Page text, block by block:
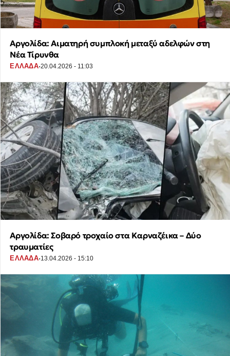
Αργολίδα: Αιματηρή συμπλοκή μεταξύ αδελφών στη
Νέα Τίρυνθα
ΕΛΛΑΔΑ·20.04.2026 - 11:03
Αργολίδα: Σοβαρό τροχαίο στα Καρναζέικα – Δύο
τραυματίες
ΕΛΛΑΔΑ·13.04.2026 - 15:10